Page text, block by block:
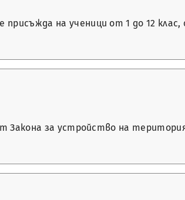
на ученици от 1 до 12 клас,
Закона за устройство на